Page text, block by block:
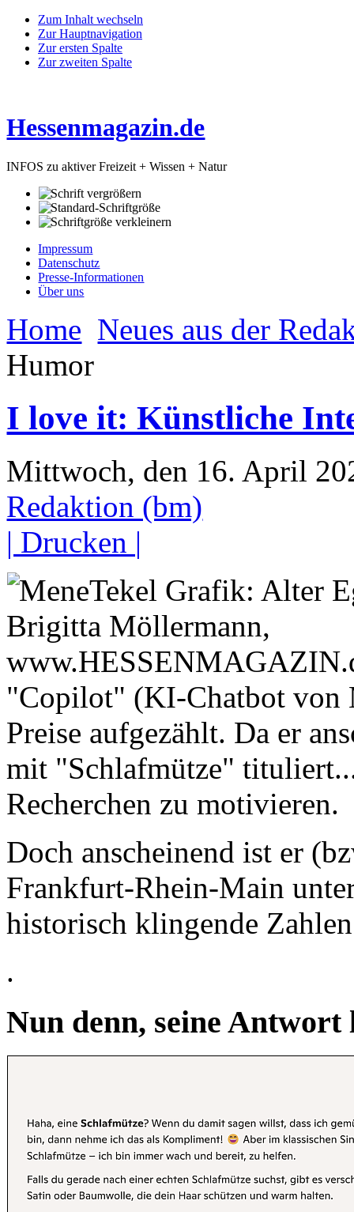
Zum Inhalt wechseln
Zur Hauptnavigation
Zur ersten Spalte
Zur zweiten Spalte
Hessenmagazin.de
INFOS zu aktiver Freizeit + Wissen + Natur
Impressum
Datenschutz
Presse-Informationen
Über uns
Home Neues aus der
Humor
I love it: Künstliche
Mittwoch, den 16. April
Redaktion (bm)
| Drucken |
"Copilot" (KI-Chatbot von
Preise aufgezählt. Da er
mit "Schlafmütze"
Recherchen zu motivieren.
Doch anscheinend ist er
Frankfurt-Rhein-Main
historisch klingende
.
Nun denn, seine Antwort